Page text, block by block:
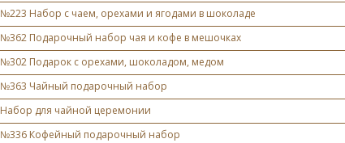
№223 Набор с чаем, орехами и ягодами в шоколаде
№362 Подарочный набор чая и кофе в мешочках
№302 Подарок с орехами, шоколадом, медом
№363 Чайный подарочный набор
Набор для чайной церемонии
№336 Кофейный подарочный набор